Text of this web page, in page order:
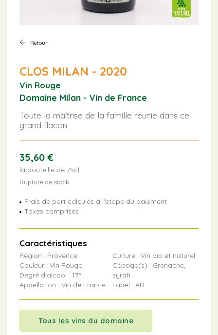
Retour
CLOS MILAN - 2020
Vin Rouge
Domaine Milan - Vin de France
Toute la maîtrise de la famille réunie dans ce
grand flacon
35,60€
la bouteille de 75cl
Rupture de stock
Frais de port calculés à l'étape du paiement
Taxes comprises
Caractéristiques
Région : Provence
Couleur : Vin Rouge
Degré d'alcool : 13°
Appellation : Vin de France
Culture : Vin bio et naturel
Cépage(s) : Grenache,
syrah
Label : AB
Tous les vins du domaine